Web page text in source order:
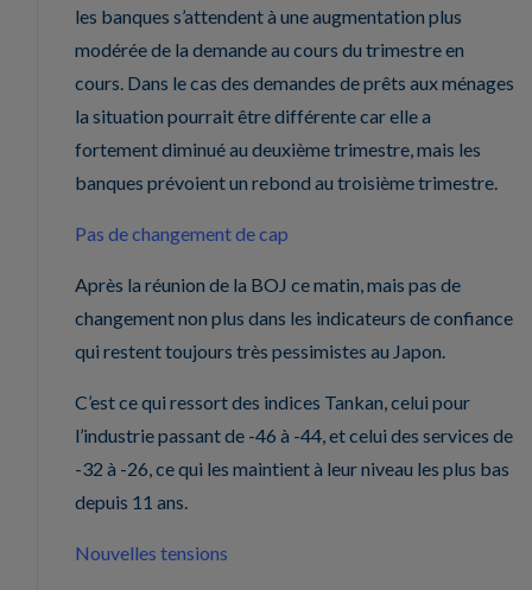
les banques s’attendent à une augmentation plus
modérée de la demande au cours du trimestre en
cours. Dans le cas des demandes de prêts aux ménages
la situation pourrait être différente car elle a
fortement diminué au deuxième trimestre, mais les
banques prévoient un rebond au troisième trimestre.
Pas de changement de cap
Après la réunion de la BOJ ce matin, mais pas de
changement non plus dans les indicateurs de confiance
qui restent toujours très pessimistes au Japon.
C’est ce qui ressort des indices Tankan, celui pour
l’industrie passant de -46 à -44, et celui des services de
-32 à -26, ce qui les maintient à leur niveau les plus bas
depuis 11 ans.
Nouvelles tensions